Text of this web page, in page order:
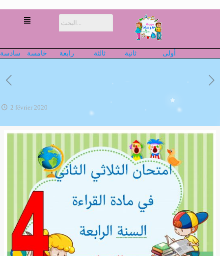
أولى ثانية ثالثة رابعة خامسة سادسة
2 février 2020